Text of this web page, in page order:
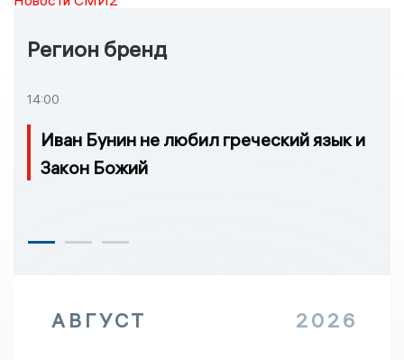
Регион бренд
14:00
Иван Бунин не любил греческий язык и
Закон Божий
АВГУСТ 2026